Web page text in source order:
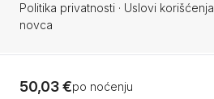
50,03 €po noćenju
Politika privatnosti · Uslovi korišćenja
novca